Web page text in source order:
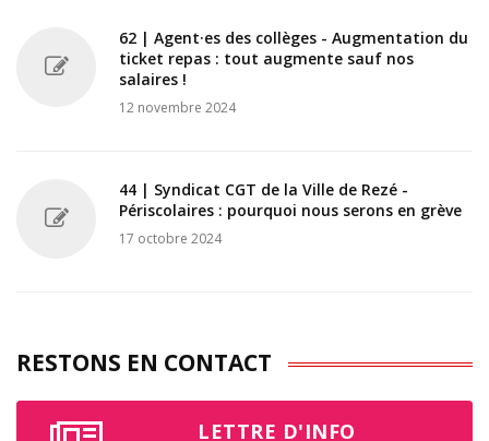
62 | Agent·es des collèges - Augmentation du
ticket repas : tout augmente sauf nos
salaires !
12 novembre 2024
44 | Syndicat CGT de la Ville de Rezé -
Périscolaires : pourquoi nous serons en grève
17 octobre 2024
RESTONS EN CONTACT
LETTRE D'INFO